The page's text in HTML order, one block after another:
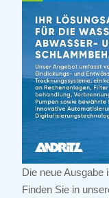
Die neue Ausgabe
Finden Sie in